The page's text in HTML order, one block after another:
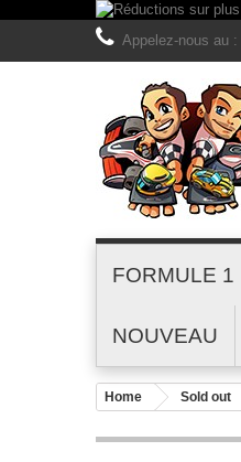
Appelez-nous au :
FORMULE 1
NOUVEAU
Home Sold out